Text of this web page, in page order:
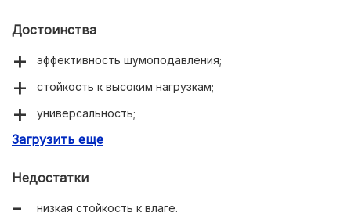
Достоинства
эффективность шумоподавления;
стойкость к высоким нагрузкам;
универсальность;
удобство в работе.
Загрузить еще
Недостатки
низкая стойкость к влаге.